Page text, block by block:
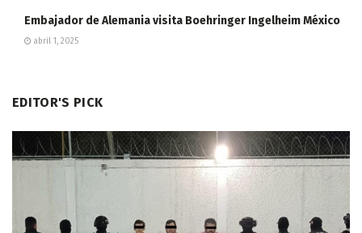
Embajador de Alemania visita Boehringer Ingelheim México
abril 1, 2025
EDITOR'S PICK